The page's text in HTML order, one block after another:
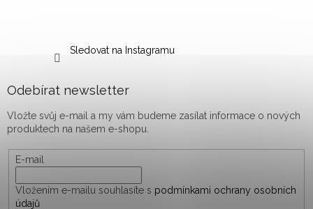
Sledovat na Instagramu
Odebírat newsletter
Vložte svůj e-mail a my vám budeme zasílat informace o nových
produktech na našem e-shopu.
E-mail
Vložením e-mailu souhlasíte s podmínkami ochrany osobních
údajů